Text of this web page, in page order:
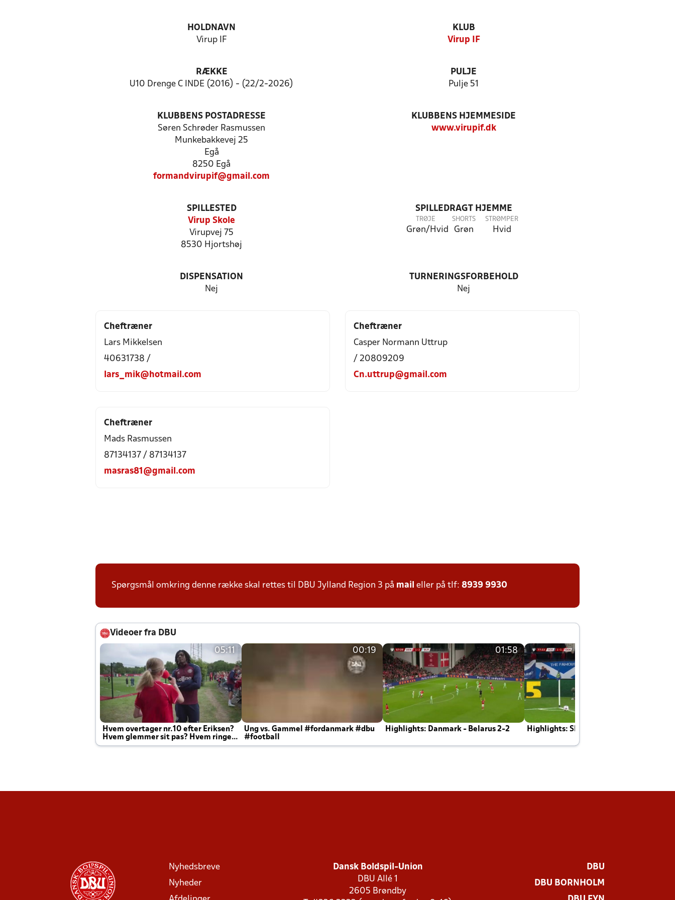
HOLDNAVN
Virup IF
KLUB
Virup IF
RÆKKE
U10 Drenge C INDE (2016) - (22/2-2026)
PULJE
Pulje 51
KLUBBENS POSTADRESSE
Søren Schrøder Rasmussen
Munkebakkevej 25
Egå
8250 Egå
formandvirupif@gmail.com
KLUBBENS HJEMMESIDE
www.virupif.dk
SPILLESTED
Virup Skole
Virupvej 75
8530 Hjortshøj
SPILLEDRAGT HJEMME
TRØJE
Grøn/Hvid
SHORTS
Grøn
STRØMPER
Hvid
DISPENSATION
Nej
TURNERINGSFORBEHOLD
Nej
Cheftræner
Lars Mikkelsen
40631738 /
lars_mik@hotmail.com
Cheftræner
Casper Normann Uttrup
/ 20809209
Cn.uttrup@gmail.com
Cheftræner
Mads Rasmussen
87134137 / 87134137
masras81@gmail.com
Spørgsmål omkring denne række skal rettes til DBU Jylland Region 3 på mail eller på tlf: 8939 9930
Videoer fra DBU
05:11
Hvem overtager nr.10 efter Eriksen?
Hvem glemmer sit pas? Hvem ringer
Joachim altid til efter kampe?
00:19
Ung vs. Gammel #fordanmark #dbu
#football
01:58
Highlights: Danmark - Belarus 2-2 Highlights: Skotland - Danmark 4-2
Nyhedsbreve
Nyheder
Dansk Boldspil-Union
DBU Allé 1
2605 Brøndby
DBU
DBU BORNHOLM